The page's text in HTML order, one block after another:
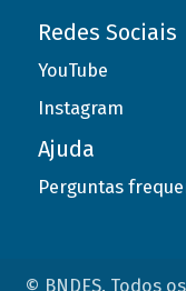
Redes Sociais
YouTube
Instagram
Ajuda
Perguntas
© BNDES. Todos